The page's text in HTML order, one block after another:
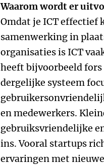
Waarom wordt er
Omdat je ICT effectief
samenwerking in
organisaties is ICT
heeft bijvoorbeeld fors
dergelijke systeem
en medewerkers.
gebruiksvriendelijke
ins. Vooral startups
ervaringen met